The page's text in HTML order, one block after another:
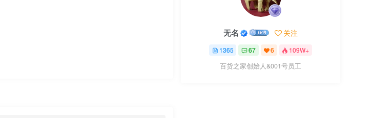
无名 关注
1365 67 6 109W+
百货之家创始人&001号员工